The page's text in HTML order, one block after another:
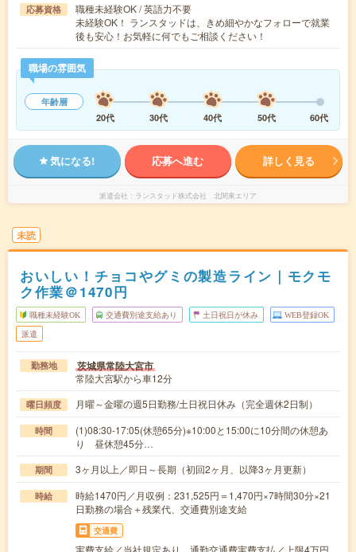
応募資格
職種未経験OK / 英語力不要
未経験OK！ ランスタッドは、きめ細やかなフォローで就業
後も安心！お気軽に何でもご相談ください！
職場の雰囲気
年齢層
20代
30代 40代 50代 60代
気になる! 応募へ進む 詳しく見る
派遣会社 ランスタッド株式会社 北関東エリア
未読
おいしい！チョコやグミの製造ライン｜モクモ
ク作業＠1470円
職種未経験OK 交通費別途支給あり 土日祝日が休み WEB登録OK
派遣
勤務地 茨城県常陸大宮市
常陸大宮駅から車12分
曜日頻度 月曜～金曜の週5日勤務/土日祝日休み（完全週休2日制）
時間
(1)08:30-17:05(休憩65分)※10:00と15:00に10分間の休憩あ
り 昼休憩45分…
期間 3ヶ月以上／即日～長期（初回2ヶ月、以降3ヶ月更新）
時給
時給1470円／月収例：231,525円＝1,470円×7時間30分×21
日勤務の場合＋残業代、交通費別途支給
交通費